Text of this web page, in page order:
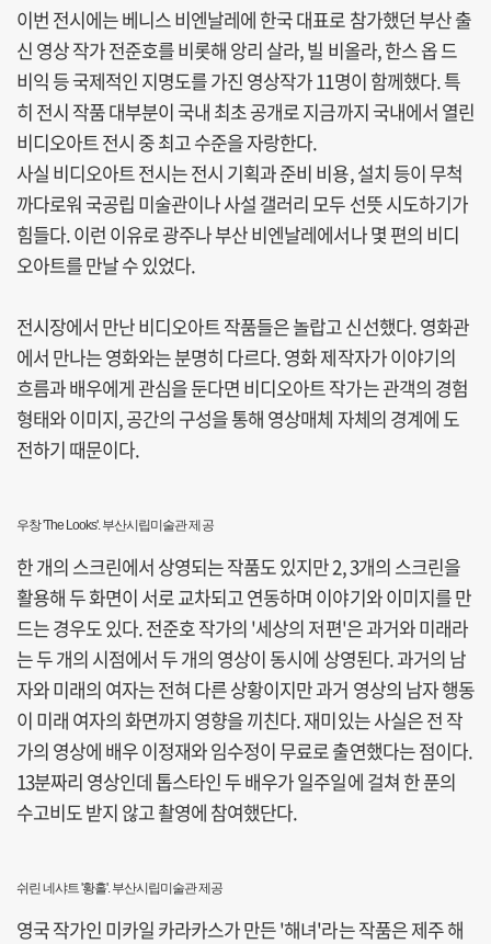
이번 전시에는 베니스 비엔날레에 한국 대표로 참가했던 부산 출
신 영상 작가 전준호를 비롯해 앙리 살라, 빌 비올라, 한스 옵 드
비익 등 국제적인 지명도를 가진 영상작가 11명이 함께했다. 특
히 전시 작품 대부분이 국내 최초 공개로 지금까지 국내에서 열린
비디오아트 전시 중 최고 수준을 자랑한다.
사실 비디오아트 전시는 전시 기획과 준비 비용, 설치 등이 무척
까다로워 국공립 미술관이나 사설 갤러리 모두 선뜻 시도하기가
힘들다. 이런 이유로 광주나 부산 비엔날레에서나 몇 편의 비디
오아트를 만날 수 있었다.
전시장에서 만난 비디오아트 작품들은 놀랍고 신선했다. 영화관
에서 만나는 영화와는 분명히 다르다. 영화 제작자가 이야기의
흐름과 배우에게 관심을 둔다면 비디오아트 작가는 관객의 경험
형태와 이미지, 공간의 구성을 통해 영상매체 자체의 경계에 도
전하기 때문이다.
우창 'The Looks'. 부산시립미술관 제공
한 개의 스크린에서 상영되는 작품도 있지만 2, 3개의 스크린을
활용해 두 화면이 서로 교차되고 연동하며 이야기와 이미지를 만
드는 경우도 있다. 전준호 작가의 '세상의 저편'은 과거와 미래라
는 두 개의 시점에서 두 개의 영상이 동시에 상영된다. 과거의 남
자와 미래의 여자는 전혀 다른 상황이지만 과거 영상의 남자 행동
이 미래 여자의 화면까지 영향을 끼친다. 재미있는 사실은 전 작
가의 영상에 배우 이정재와 임수정이 무료로 출연했다는 점이다.
13분짜리 영상인데 톱스타인 두 배우가 일주일에 걸쳐 한 푼의
수고비도 받지 않고 촬영에 참여했단다.
쉬린 네샤트 '황홀'. 부산시립미술관 제공
영국 작가인 미카일 카라카스가 만든 '해녀'라는 작품은 제주 해